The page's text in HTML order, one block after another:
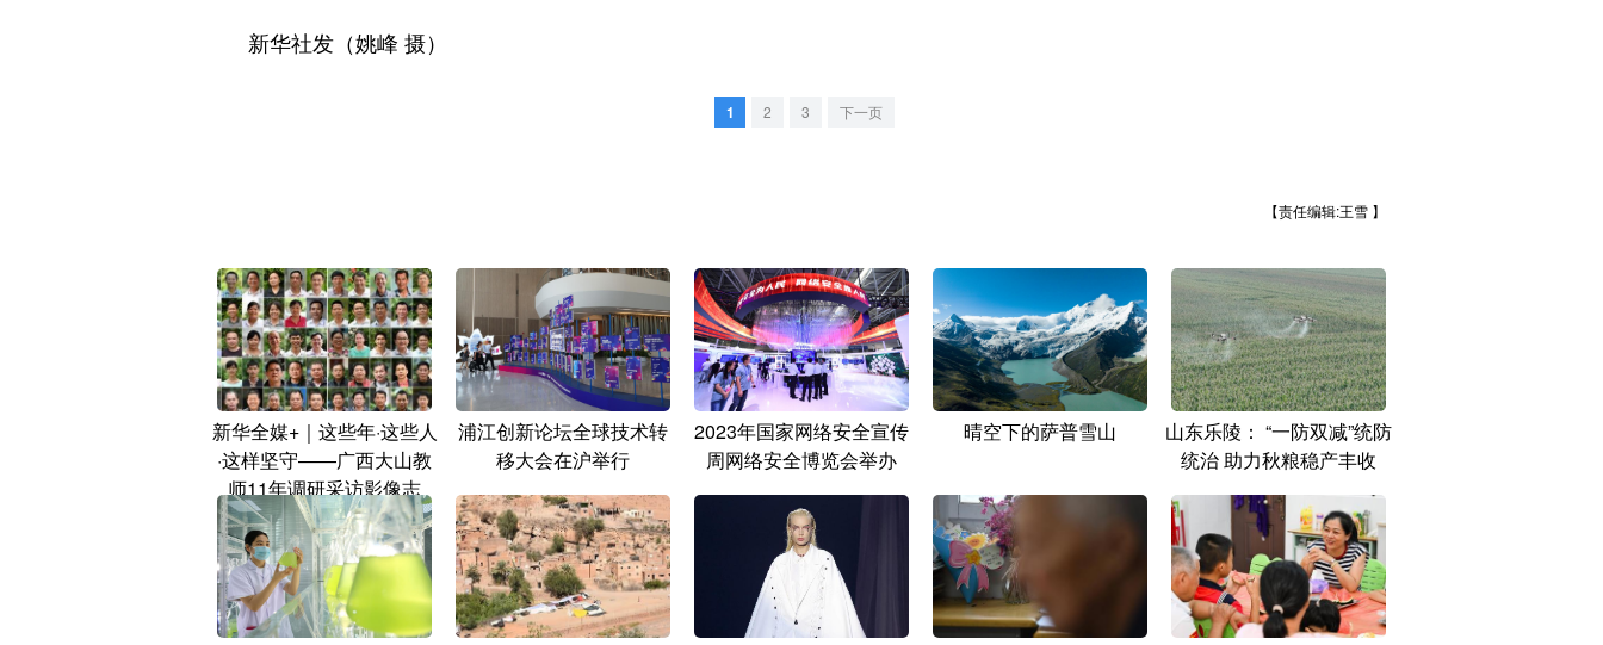
新华社发（姚峰 摄）
1 2 3 下一页
【责任编辑:王雪 】
新华全媒+｜这些年·这些人
·这样坚守——广西大山教
师11年调研采访影像志
浦江创新论坛全球技术转
移大会在沪举行
2023年国家网络安全宣传
周网络安全博览会举办
晴空下的萨普雪山
山东乐陵： “一防双减”统防
统治 助力秋粮稳产丰收